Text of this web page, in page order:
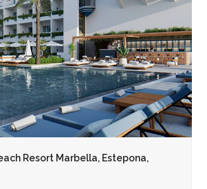
Resort Marbella, Estepona,